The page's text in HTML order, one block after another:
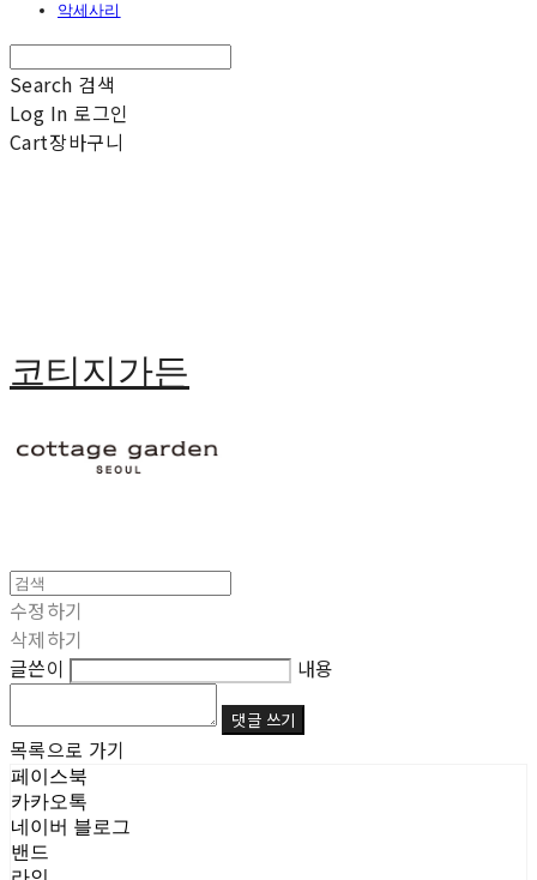
악세사리
Search 검색
Log In 로그인
Cart장바구니
코티지가든
수정하기
삭제하기
글쓴이
내용
댓글 쓰기
목록으로 가기
페이스북
카카오톡
네이버 블로그
밴드